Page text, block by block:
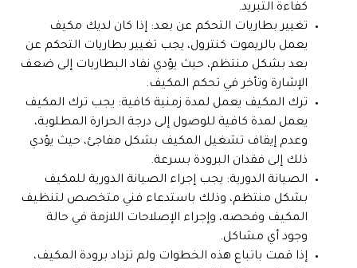
كفاءة التبريد.
تغيير بطاريات التحكم عن بعد: إذا كان لديك مكيف
يعمل بالريموت كنترول، يجب تغيير بطاريات التحكم عن
بعد بشكل منتظم، حيث يؤدي نفاد البطاريات إلى ضعف
الإشارة وتأخر في تحكم المكيف.
ترك المكيف يعمل لمدة زمنية كافية: يجب ترك المكيف
يعمل لمدة كافية للوصول إلى درجة الحرارة المطلوبة،
وعدم إيقاف تشغيل المكيف بشكل مفاجئ، حيث يؤدي
ذلك إلى فقدان البرودة بسرعة.
الصيانة الدورية: يجب إجراء الصيانة الدورية للمكيف
بشكل منتظم، وذلك باستدعاء فني متخصص لتنظيف
المكيف وفحصه، وإجراء الإصلاحات اللازمة في حالة
وجود أي مشاكل.
إذا قمت باتباع هذه الخطوات ولم تزداد برودة المكيف،